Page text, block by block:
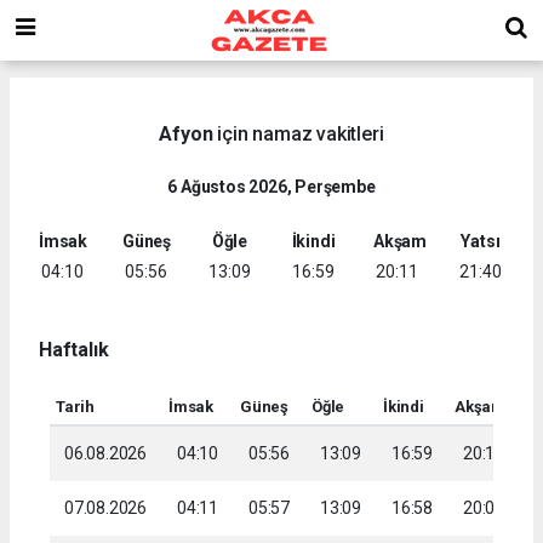
Afyoniçin namaz vakitleri
6 Ağustos 2026, Perşembe
İmsak
04:10
Güneş
05:56
Öğle
13:09
İkindi
16:59
Akşam
20:11
Yatsı
21:40
Haftalık
Tarih İmsak Güneş Öğle İkindi Akşam
06.08.2026 04:10 05:56 13:09 16:59 20:11
07.08.2026 04:11 05:57 13:09 16:58 20:09